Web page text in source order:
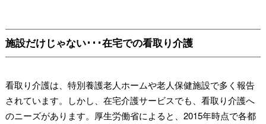
施設だけじゃない･･･在宅での看取り介護
看取り介護は、特別養護老人ホームや老人保健施設で多く報告
されています。しかし、在宅介護サービスでも、看取り介護へ
のニーズがあります。厚生労働省によると、2015年時点で各都